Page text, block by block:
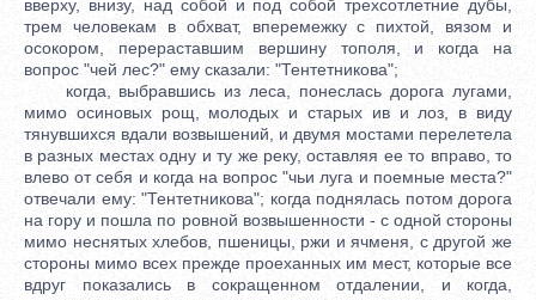
вверху, внизу, над собой и под собой трехсотлетние дубы,
трем человекам в обхват, вперемежку с пихтой, вязом и
осокором, перераставшим вершину тополя, и когда на
вопрос "чей лес?" ему сказали: "Тентетникова";
когда, выбравшись из леса, понеслась дорога лугами,
мимо осиновых рощ, молодых и старых ив и лоз, в виду
тянувшихся вдали возвышений, и двумя мостами перелетела
в разных местах одну и ту же реку, оставляя ее то вправо, то
влево от себя и когда на вопрос "чьи луга и поемные места?"
отвечали ему: "Тентетникова"; когда поднялась потом дорога
на гору и пошла по ровной возвышенности - с одной стороны
мимо неснятых хлебов, пшеницы, ржи и ячменя, с другой же
стороны мимо всех прежде проеханных им мест, которые все
вдруг показались в сокращенном отдалении, и когда,